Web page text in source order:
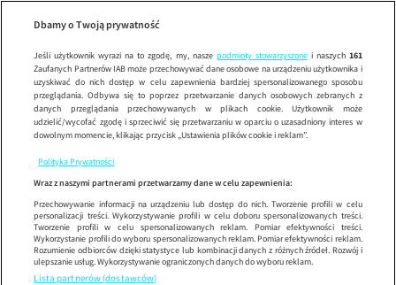
Wypróbuj aplikację mobilną
Korzystaj z łatwiejszej nawigacji i ciesz się szybszym
Dbamy o Twoją prywatność
Jeśli użytkownik wyrazi na to zgodę, my, nasze podmioty stowarzyszonei naszych 161
Zaufanych Partnerów IAB może przechowywać dane osobowe na urządzeniu użytkownika i
uzyskiwać do nich dostęp w celu zapewnienia bardziej spersonalizowanego sposobu
przeglądania. Odbywa się to poprzez przetwarzanie danych osobowych zebranych z
danych przeglądania przechowywanych w plikach cookie. Użytkownik może
udzielić/wycofać zgodę i sprzeciwić się przetwarzaniu w oparciu o uzasadniony interes w
dowolnym momencie, klikając przycisk „Ustawienia plików cookie i reklam”.
Polityka Prywatności
Wraz z naszymi partnerami przetwarzamy dane w celu zapewnienia:
Przechowywanie informacji na urządzeniu lub dostęp do nich. Tworzenie profili w celu
personalizacji treści. Wykorzystywanie profili w celu doboru spersonalizowanych treści.
Tworzenie profili w celu spersonalizowanych reklam. Pomiar efektywności treści.
Wykorzystanie profili do wyboru spersonalizowanych reklam. Pomiar efektywności reklam.
Rozumienie odbiorców dzięki statystyce lub kombinacji danych z różnych źródeł. Rozwój i
ulepszanie usług. Wykorzystywanie ograniczonych danych do wyboru reklam.
Lista partnerów (dostawców)